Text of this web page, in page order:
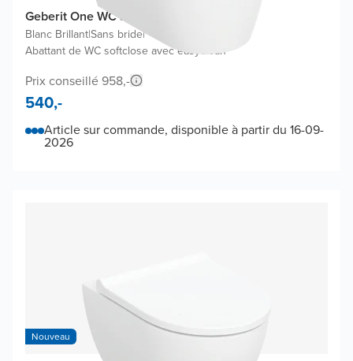
Geberit One WC suspendu
Blanc Brillant|Sans bride|
Abattant de WC softclose avec easyclean
Prix conseillé 958,-
540,-
Article sur commande, disponible à partir du 16-09-
2026
Nouveau